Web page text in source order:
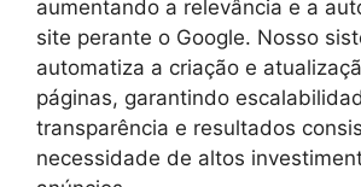
aumentando a relevância e a
site perante o Google. Nosso
automatiza a criação e
páginas, garantindo
transparência e resultados
necessidade de altos